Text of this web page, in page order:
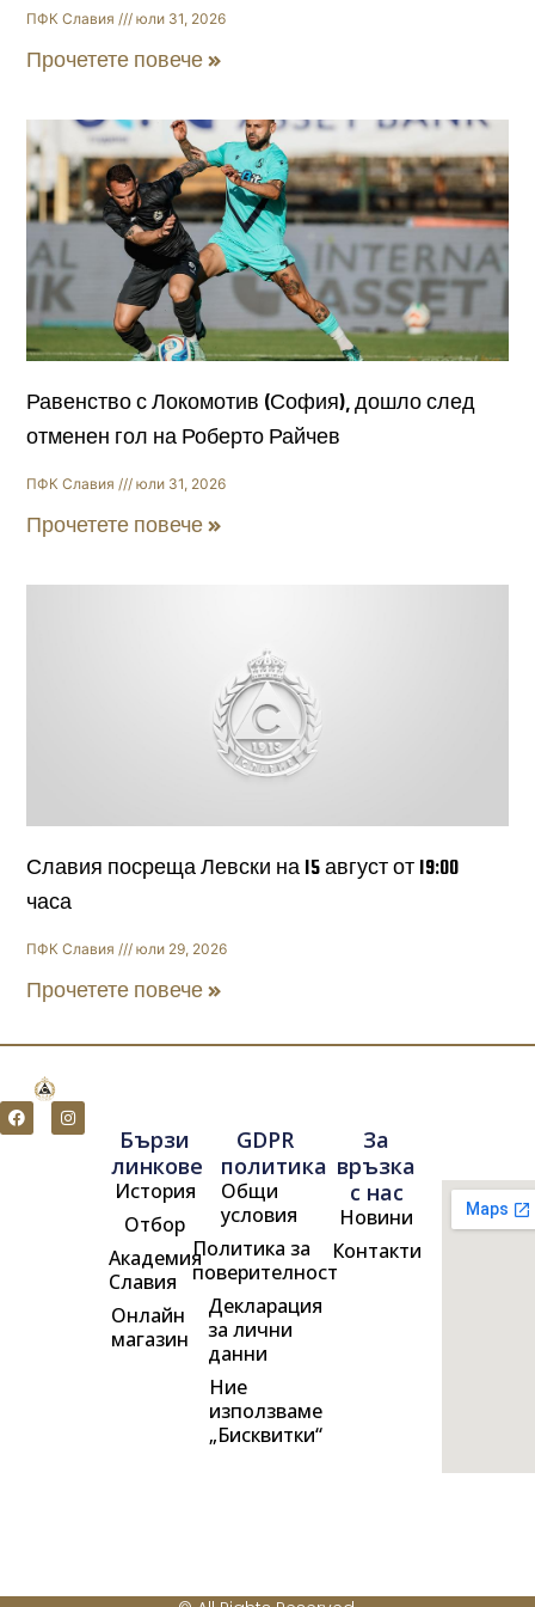
ПФК Славия юли 31, 2026
Прочетете повече »
Равенство с Локомотив (София), дошло след
отменен гол на Роберто Райчев
ПФК Славия юли 31, 2026
Прочетете повече »
Славия посреща Левски на 15 август от 19:00
часа
ПФК Славия юли 29, 2026
Прочетете повече »
F
a
c
I
n
s
Бързи
линкове
История
Отбор
Академия
Славия
Онлайн
магазин
GDPR
политика
Общи
условия
Политика за
поверителност
Декларация
за лични
данни
Ние
използваме
„Бисквитки“
За
връзка
с нас
Новини
Контакти